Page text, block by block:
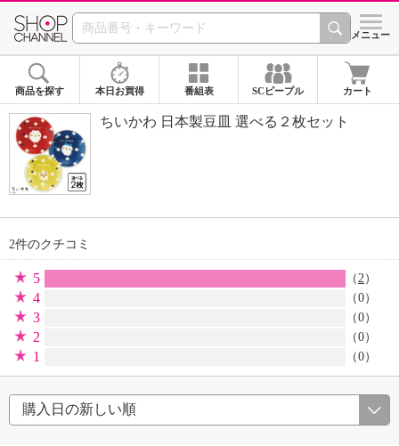
SHOP CHANNEL シメニュー
商品を探す 本日お買得 番組表 SCピープル カート
ちいかわ 日本製豆皿 選べる２枚セット
2件のクチコミ
5 （2）
4 （0）
3 （0）
2 （0）
1 （0）